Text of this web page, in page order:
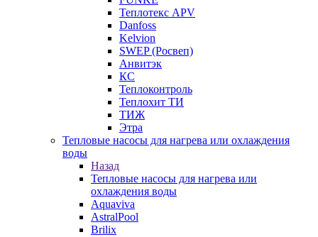
Теплотекс APV
Danfoss
Kelvion
SWEP (Росвеп)
Анвитэк
КС
Теплоконтроль
Теплохит ТИ
ТИЖ
Этра
Тепловые насосы для нагрева или охлаждения
воды
Назад
Тепловые насосы для нагрева или
охлаждения воды
Aquaviva
AstralPool
Brilix